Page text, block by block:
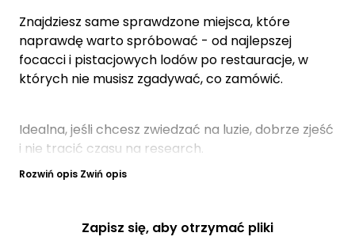
Znajdziesz same sprawdzone miejsca, które
naprawdę warto spróbować - od najlepszej
focacci i pistacjowych lodów po restauracje, w
których nie musisz zgadywać, co zamówić.
Idealna, jeśli chcesz zwiedzać na luzie, dobrze zjeść
i nie tracić czasu na research.
Rozwiń opis Zwiń opis
Zapisz się, aby otrzymać pliki